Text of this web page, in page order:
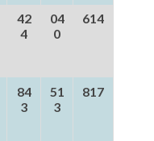
42
4
04
0
614
84
3
51
3
817